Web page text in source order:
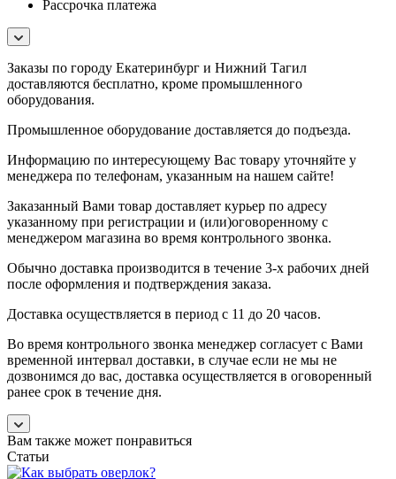
Рассрочка платежа
Заказы по городу Екатеринбург и Нижний Тагил
доставляются бесплатно, кроме промышленного
оборудования.
Промышленное оборудование доставляется до подъезда.
Информацию по интересующему Вас товару уточняйте у
менеджера по телефонам, указанным на нашем сайте!
Заказанный Вами товар доставляет курьер по адресу
указанному при регистрации и (или)оговоренному с
менеджером магазина во время контрольного звонка.
Обычно доставка производится в течение 3-х рабочих дней
после оформления и подтверждения заказа.
Доставка осуществляется в период с 11 до 20 часов.
Во время контрольного звонка менеджер согласует с Вами
временной интервал доставки, в случае если не мы не
дозвонимся до вас, доставка осуществляется в оговоренный
ранее срок в течение дня.
Вам также может понравиться
Статьи